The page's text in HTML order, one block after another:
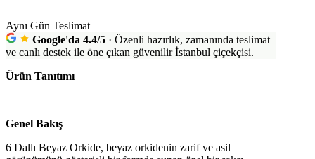
Aynı Gün Teslimat
Google'da 4.4/5 · Özenli hazırlık, zamanında teslimat
ve canlı destek ile öne çıkan güvenilir İstanbul çiçekçisi.
Ürün Tanıtımı
Genel Bakış
6 Dallı Beyaz Orkide, beyaz orkidenin zarif ve asil